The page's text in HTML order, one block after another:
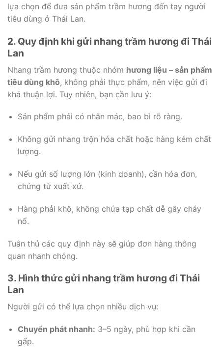
lựa chọn để đưa sản phẩm trầm hương đến tay người
tiêu dùng ở Thái Lan.
2. Quy định khi gửi nhang trầm hương đi Thái
Lan
Nhang trầm hương thuộc nhóm hương liệu – sản phẩm
tiêu dùng khô, không phải thực phẩm, nên việc gửi đi
khá thuận lợi. Tuy nhiên, bạn cần lưu ý:
Sản phẩm phải có nhãn mác, bao bì rõ ràng.
Không gửi nhang trộn hóa chất hoặc hàng kém chất
lượng.
Nếu gửi số lượng lớn (kinh doanh), cần hóa đơn,
chứng từ xuất xứ.
Hàng phải khô, không chứa tạp chất dễ gây cháy
nổ.
Tuân thủ các quy định này sẽ giúp đơn hàng thông
quan nhanh chóng.
3. Hình thức gửi nhang trầm hương đi Thái
Lan
Người gửi có thể lựa chọn nhiều dịch vụ:
Chuyển phát nhanh: 3–5 ngày, phù hợp khi cần
gấp.